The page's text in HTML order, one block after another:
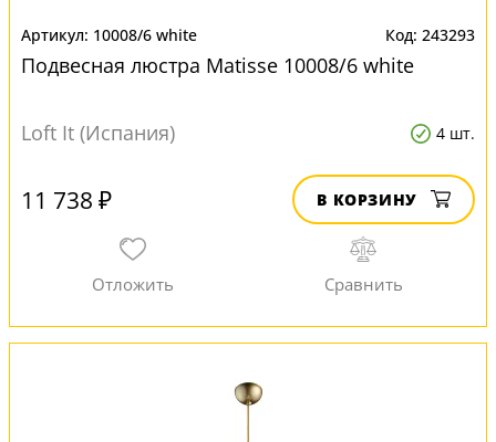
10008/6 white 243293
Подвесная люстра Matisse 10008/6 white
Loft It (Испания) 4 шт.
11 738 ₽ В КОРЗИНУ